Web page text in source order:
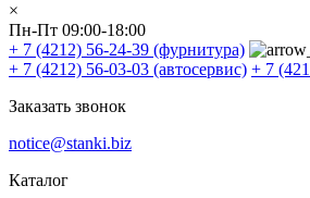
×
Пн-Пт 09:00-18:00
+ 7 (4212) 56-24-39 (фурнитура)
+ 7 (4212) 56-03-03 (автосервис) + 7
Заказать звонок
notice@stanki.biz
Каталог